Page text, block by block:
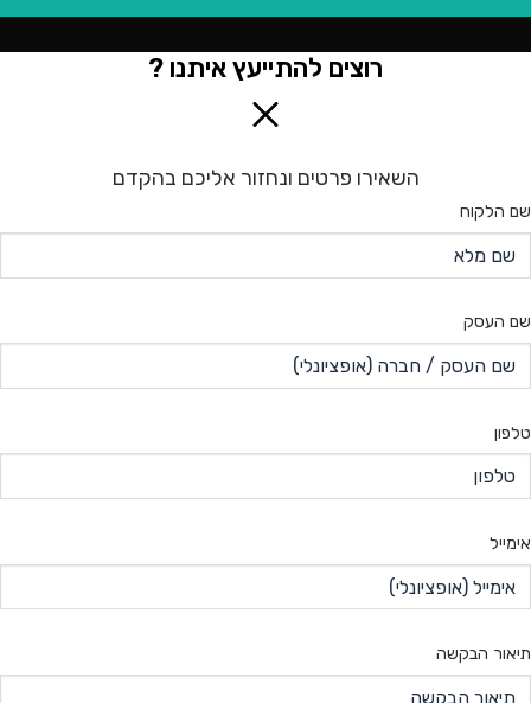
רוצים להתייעץ איתנו ?
השאירו פרטים ונחזור אליכם בהקדם
שם הלקוח
שם העסק
טלפון
אימייל
תיאור הבקשה